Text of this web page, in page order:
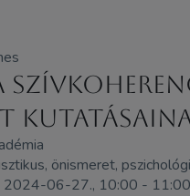
önismeret,
2024-06-27., 10:00 - 11:00